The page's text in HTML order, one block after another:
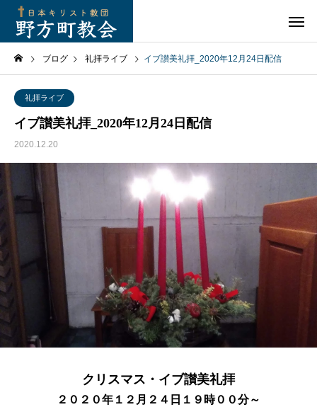
ブログ 礼拝ライブ イブ讃美礼拝_2020年12月24日配信
礼拝ライブ
イブ讃美礼拝_2020年12月24日配信
2020.12.20
クリスマス・イブ讃美礼拝
２０２０年１２月２４日１９時００分～